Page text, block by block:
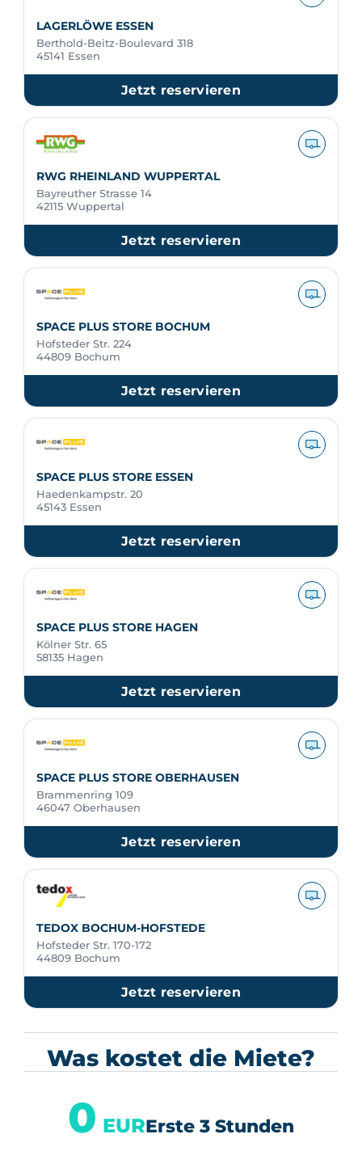
LAGERLÖWE ESSEN
Berthold-Beitz-Boulevard 318
45141 Essen
Jetzt reservieren
RWG RHEINLAND WUPPERTAL
Bayreuther Strasse 14
42115 Wuppertal
Jetzt reservieren
SPACE PLUS STORE BOCHUM
Hofsteder Str. 224
44809 Bochum
Jetzt reservieren
SPACE PLUS STORE ESSEN
Haedenkampstr. 20
45143 Essen
Jetzt reservieren
SPACE PLUS STORE HAGEN
Kölner Str. 65
58135 Hagen
Jetzt reservieren
SPACE PLUS STORE OBERHAUSEN
Brammenring 109
46047 Oberhausen
Jetzt reservieren
TEDOX BOCHUM-HOFSTEDE
Hofsteder Str. 170-172
44809 Bochum
Jetzt reservieren
Was kostet die Miete?
0 EURErste 3 Stunden